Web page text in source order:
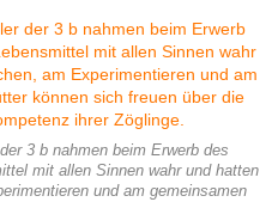
3 b nahmen beim Erwerb des
mit allen Sinnen wahr und hatten
und am gemeinsamen